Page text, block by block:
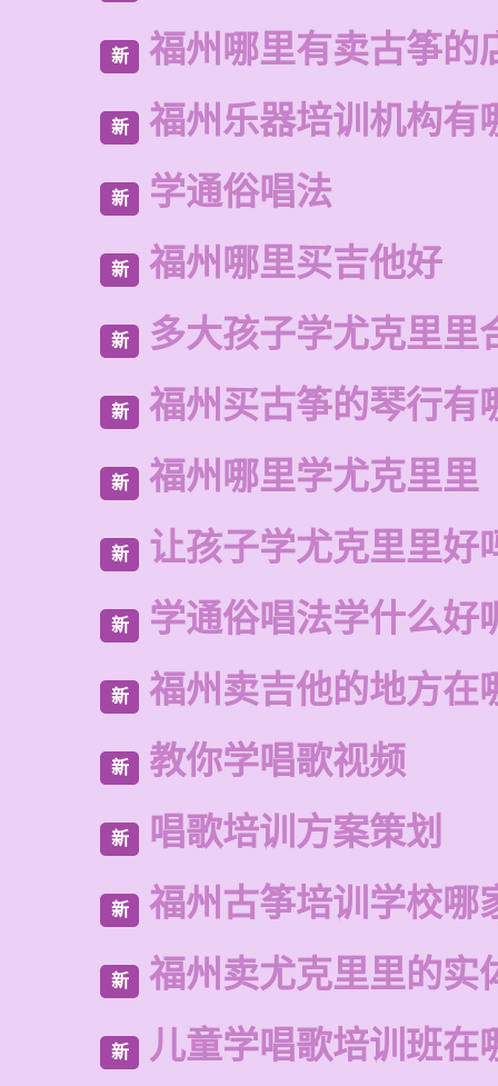
新 福州哪里有卖古筝的
新 福州乐器培训机构有
新 学通俗唱法
新 福州哪里买吉他好
新 多大孩子学尤克里里
新 福州买古筝的琴行有
新 福州哪里学尤克里里
新 让孩子学尤克里里好
新 学通俗唱法学什么好
新 福州卖吉他的地方在
新 教你学唱歌视频
新 唱歌培训方案策划
新 福州古筝培训学校哪
新 福州卖尤克里里的实
新 儿童学唱歌培训班在